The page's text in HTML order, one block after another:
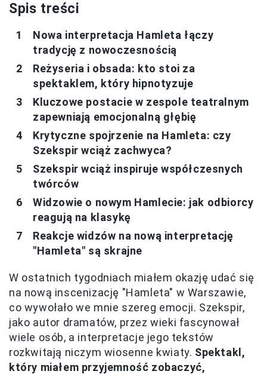
Spis treści
Nowa interpretacja Hamleta łączy
tradycję z nowoczesnością
Reżyseria i obsada: kto stoi za
spektaklem, który hipnotyzuje
Kluczowe postacie w zespole teatralnym
zapewniają emocjonalną głębię
Krytyczne spojrzenie na Hamleta: czy
Szekspir wciąż zachwyca?
Szekspir wciąż inspiruje współczesnych
twórców
Widzowie o nowym Hamlecie: jak odbiorcy
reagują na klasykę
Reakcje widzów na nową interpretację
"Hamleta" są skrajne
W ostatnich tygodniach miałem okazję udać się
na nową inscenizację "Hamleta" w Warszawie,
co wywołało we mnie szereg emocji. Szekspir,
jako autor dramatów, przez wieki fascynował
wiele osób, a interpretacje jego tekstów
rozkwitają niczym wiosenne kwiaty. Spektakl,
który miałem przyjemność zobaczyć,